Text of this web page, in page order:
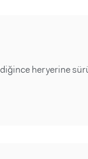
heryerine